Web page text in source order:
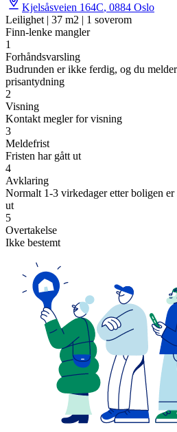
Kjelsåsveien 164C, 0884 Oslo
Leilighet | 37 m2 | 1 soverom
Finn-lenke mangler
1
Forhåndsvarsling
Budrunden er ikke ferdig, og du
prisantydning
2
Visning
Kontakt megler for visning
3
Meldefrist
Fristen har gått ut
4
Avklaring
Normalt 1-3 virkedager etter boligen
ut
5
Overtakelse
Ikke bestemt